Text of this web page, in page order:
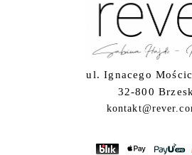
ul. Ignacego
32-800